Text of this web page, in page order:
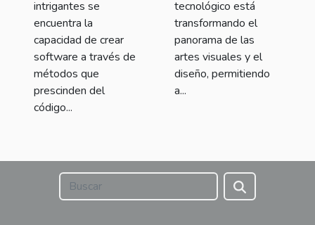
intrigantes se
encuentra la
capacidad de crear
software a través de
métodos que
prescinden del
código...
tecnológico está
transformando el
panorama de las
artes visuales y el
diseño, permitiendo
a...